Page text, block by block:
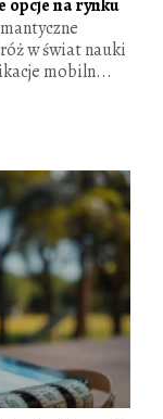
opcje na rynku
w świat nauki
mobiln...